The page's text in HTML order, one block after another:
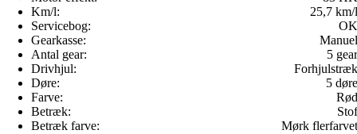
Km/l:
25,7 km/l
Servicebog:
OK
Gearkasse:
Manuel
Antal gear:
5 gear
Drivhjul:
Forhjulstræk
Døre:
5 døre
Farve:
Rød
Betræk:
Stof
Betræk farve:
Mørk flerfarvet